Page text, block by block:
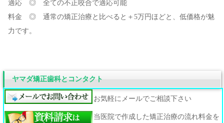
適応 ◎ 全ての不正咬合で適応可能
料金 ◎ 通常の矯正治療と比べると＋5万円ほどと、低価格が魅
力です。
ヤマダ矯正歯科とコンタクト
お気軽にメールでご相談下さい
当医院で作成した矯正治療の流れ料金を